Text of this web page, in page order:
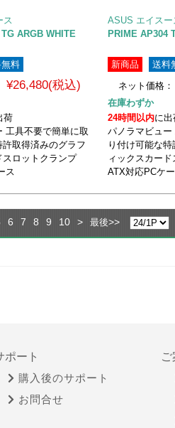
ス
ARGB WHITE
料
¥26,480(税込)
荷
工具不要で簡単に取
許取得済みのグラフ
スロットクランプ
ス
ASUS エイスー
PRIME AP304
新商品
送料
ネット価格：
在庫わずか
24時間以内に出
パノラマビュ
り付け可能な
ィックスカー
ATX対応PCケ
6 7 8 9 10 > 最後>>
ポート
購入後のサポート
お問合せ
ご